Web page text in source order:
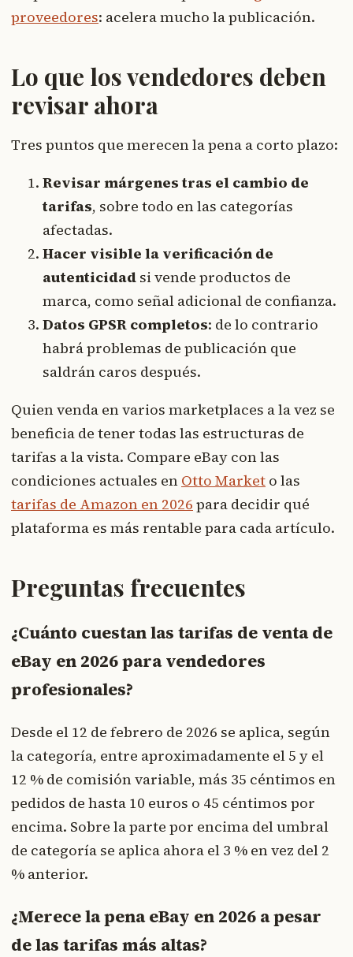
proveedores: acelera mucho la publicación.
Lo que los vendedores deben
revisar ahora
Tres puntos que merecen la pena a corto plazo:
Revisar márgenes tras el cambio de
tarifas, sobre todo en las categorías
afectadas.
Hacer visible la verificación de
autenticidad si vende productos de
marca, como señal adicional de confianza.
Datos GPSR completos: de lo contrario
habrá problemas de publicación que
saldrán caros después.
Quien venda en varios marketplaces a la vez se
beneficia de tener todas las estructuras de
tarifas a la vista. Compare eBay con las
condiciones actuales en Otto Market o las
tarifas de Amazon en 2026 para decidir qué
plataforma es más rentable para cada artículo.
Preguntas frecuentes
¿Cuánto cuestan las tarifas de venta de
eBay en 2026 para vendedores
profesionales?
Desde el 12 de febrero de 2026 se aplica, según
la categoría, entre aproximadamente el 5 y el
12 % de comisión variable, más 35 céntimos en
pedidos de hasta 10 euros o 45 céntimos por
encima. Sobre la parte por encima del umbral
de categoría se aplica ahora el 3 % en vez del 2
% anterior.
¿Merece la pena eBay en 2026 a pesar
de las tarifas más altas?